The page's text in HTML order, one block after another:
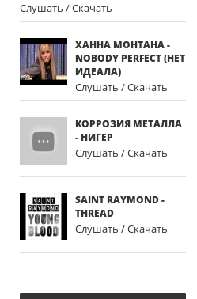
Слушать / Скачать
ХАННА МОНТАНА -
NOBODY PERFECT (НЕТ
ИДЕАЛА)
Слушать / Скачать
КОРРОЗИЯ МЕТАЛЛА
- НИГЕР
Слушать / Скачать
SAINT RAYMOND -
THREAD
Слушать / Скачать